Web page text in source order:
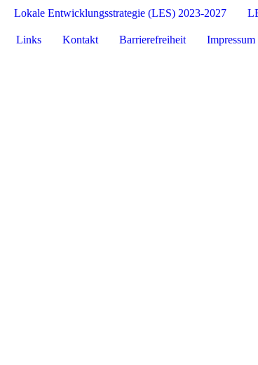
Lokale Entwicklungsstrategie (LES) 2023-2027
Links Kontakt Barrierefreiheit Impressum